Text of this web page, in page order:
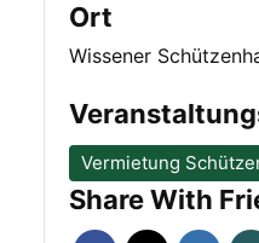
Ort
Wissener
Vermietung
Share With